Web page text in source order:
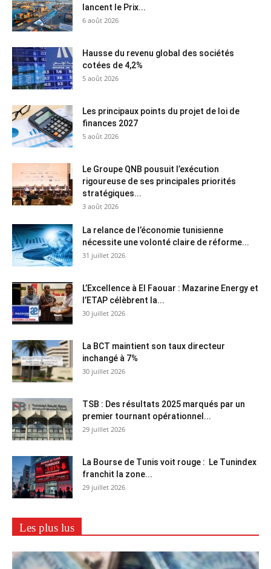
lancent le Prix...
6 août 2026
Hausse du revenu global des sociétés
cotées de 4,2%
5 août 2026
Les principaux points du projet de loi de
finances 2027
5 août 2026
Le Groupe QNB pousuit l’exécution
rigoureuse de ses principales priorités
stratégiques...
3 août 2026
La relance de l’économie tunisienne
nécessite une volonté claire de réforme...
31 juillet 2026
L’Excellence à El Faouar : Mazarine Energy et
l’ETAP célèbrent la...
30 juillet 2026
La BCT maintient son taux directeur
inchangé à 7%
30 juillet 2026
TSB : Des résultats 2025 marqués par un
premier tournant opérationnel...
29 juillet 2026
La Bourse de Tunis voit rouge : Le Tunindex
franchit la zone...
29 juillet 2026
Les plus lus